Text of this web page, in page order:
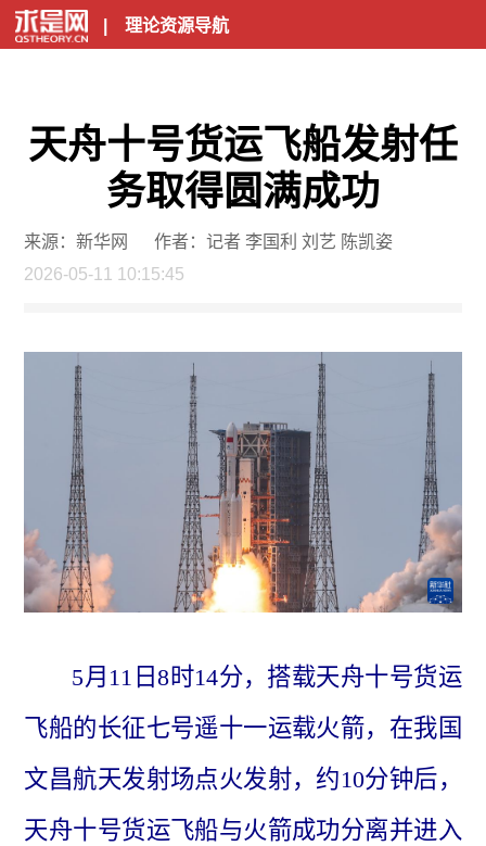
| 理论资源导航
天舟十号货运飞船发射任
务取得圆满成功
来源：新华网
作者：记者 李国利 刘艺 陈凯姿
2026-05-11 10:15:45
5月11日8时14分，搭载天舟十号货运
飞船的长征七号遥十一运载火箭，在我国
文昌航天发射场点火发射，约10分钟后，
天舟十号货运飞船与火箭成功分离并进入